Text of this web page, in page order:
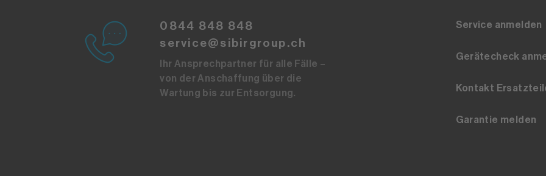
0844 848 848
service@sibirgroup.ch
Ihr Ansprechpartner für alle Fälle –
von der Anschaffung über die
Wartung bis zur Entsorgung.
Service anmelden
Gerätecheck
Kontakt
Garantie melden